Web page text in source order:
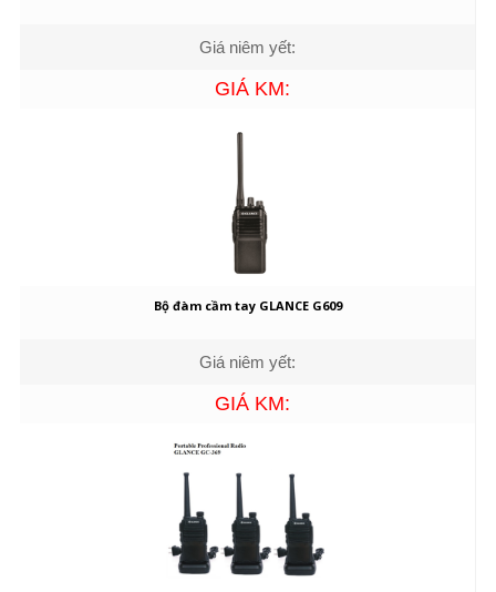
Giá niêm yết:
GIÁ KM:
Bộ đàm cầm tay GLANCE G609
Giá niêm yết:
GIÁ KM: